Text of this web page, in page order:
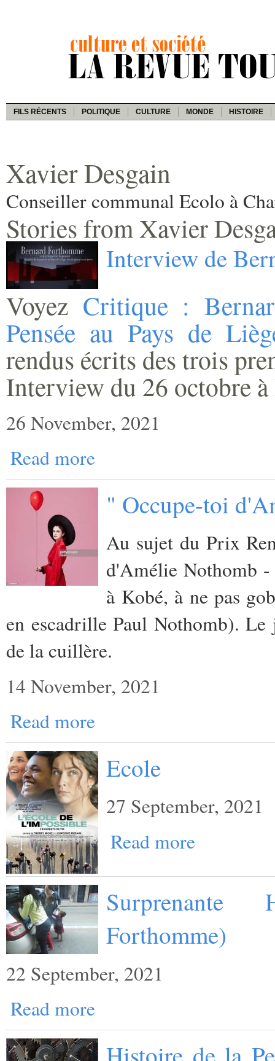
FILS RÉCENTS POLITIQUE CULTURE MONDE HISTOIRE
Xavier Desgain
Conseiller communal Ecolo à
Stories from Xavier
Interview de
Voyez Critique :
Pensée au Pays de
rendus écrits des trois
Interview du 26 octobre
26 November, 2021
Read more
" Occupe-toi
Au sujet du Prix
d'Amélie Nothomb -
à Kobé, à ne pas
en escadrille Paul Nothomb).
de la cuillère.
14 November, 2021
Read more
Ecole
27 September, 2021
Read more
Surprenante
Forthomme)
22 September, 2021
Read more